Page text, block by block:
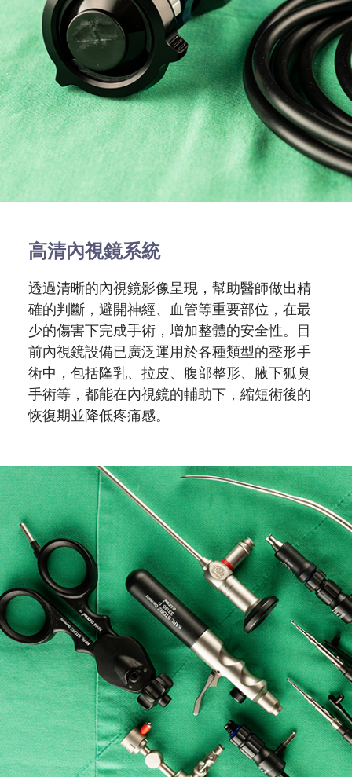
高清內視鏡系統
透過清晰的內視鏡影像呈現，幫助醫師做出精
確的判斷，避開神經、血管等重要部位，在最
少的傷害下完成手術，增加整體的安全性。目
前內視鏡設備已廣泛運用於各種類型的整形手
術中，包括隆乳、拉皮、腹部整形、腋下狐臭
手術等，都能在內視鏡的輔助下，縮短術後的
恢復期並降低疼痛感。